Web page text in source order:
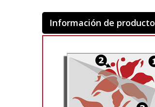
Información de producto